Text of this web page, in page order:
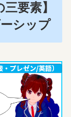
要素】
シップ